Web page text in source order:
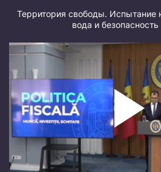
Территория свободы. Испытание
вода и